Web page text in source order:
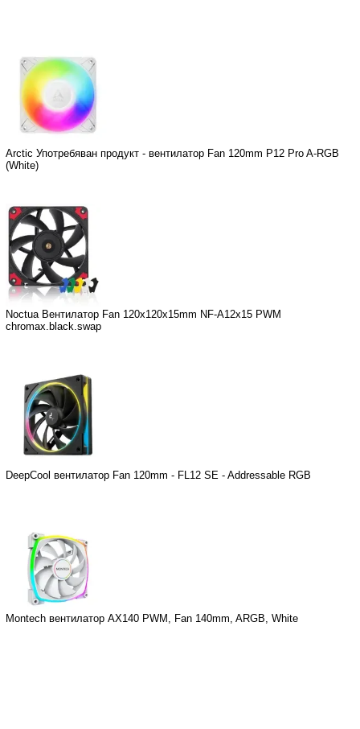
Arctic Употребяван продукт - вентилатор Fan 120mm P12 Pro A-RGB
(White)
Noctua Вентилатор Fan 120x120x15mm NF-A12x15 PWM
chromax.black.swap
DeepCool вентилатор Fan 120mm - FL12 SE - Addressable RGB
Montech вентилатор AX140 PWM, Fan 140mm, ARGB, White